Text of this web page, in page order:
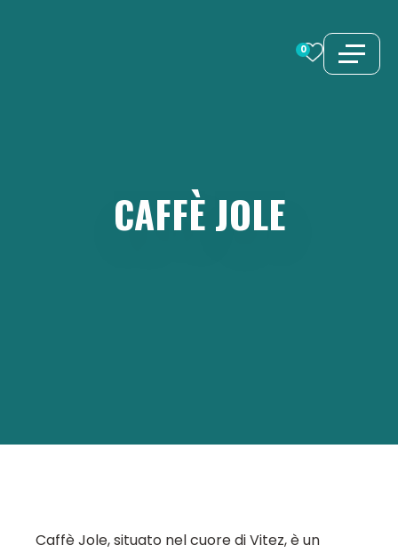
0
CAFFÈ JOLE
Caffè Jole, situato nel cuore di Vitez, è un